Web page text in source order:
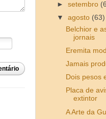
►setembro
▼agosto (63)
Belchior e
jornais
Eremita
Jamais
Dois pesos
Placa de
extintor
A Arte da